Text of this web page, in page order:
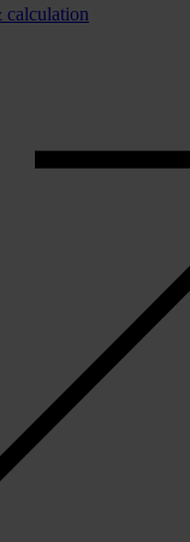
calculation